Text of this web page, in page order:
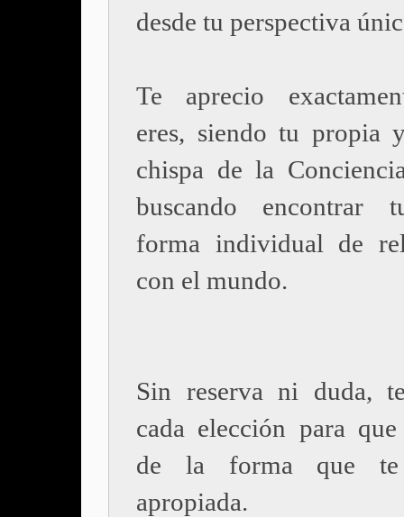
desde tu perspectiva
Te aprecio
eres, siendo tu propia
chispa de la
buscando encontrar
forma individual de
con el mundo.
Sin reserva ni duda,
cada elección para que
de la forma que te
apropiada.